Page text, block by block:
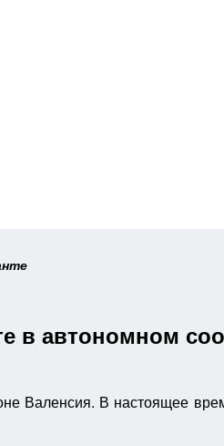
в автономном
Валенсия. В настоящее